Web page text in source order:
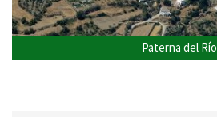
Paterna del Río